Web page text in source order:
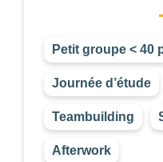
Petit groupe < 40
Journée d’étude
Teambuilding
Afterwork